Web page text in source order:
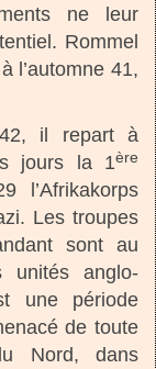
ne leur
Rommel
l’automne 41,
il repart à
jours la 1ère
l’Afrikakorps
Les troupes
sont au
anglo-
une période
de toute
Nord, dans